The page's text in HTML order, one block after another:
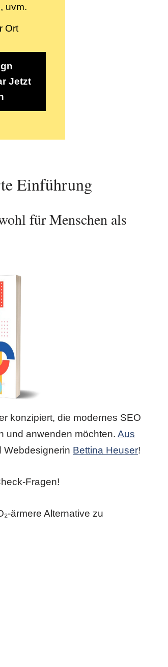
uvm.
Ort
Jetzt
Einführung
für Menschen als
konzipiert, die modernes SEO
und anwenden möchten. Aus
Webdesignerin Bettina Heuser!
Fragen!
ärmere Alternative zu